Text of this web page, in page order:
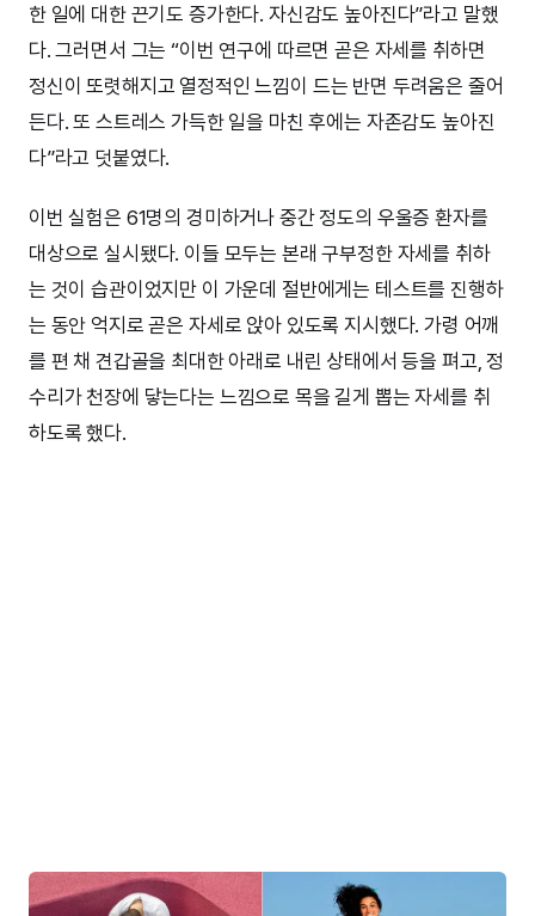
한 일에 대한 끈기도 증가한다. 자신감도 높아진다”라고 말했
다. 그러면서 그는 “이번 연구에 따르면 곧은 자세를 취하면
정신이 또렷해지고 열정적인 느낌이 드는 반면 두려움은 줄어
든다. 또 스트레스 가득한 일을 마친 후에는 자존감도 높아진
다”라고 덧붙였다.
이번 실험은 61명의 경미하거나 중간 정도의 우울증 환자를
대상으로 실시됐다. 이들 모두는 본래 구부정한 자세를 취하
는 것이 습관이었지만 이 가운데 절반에게는 테스트를 진행하
는 동안 억지로 곧은 자세로 앉아 있도록 지시했다. 가령 어깨
를 편 채 견갑골을 최대한 아래로 내린 상태에서 등을 펴고, 정
수리가 천장에 닿는다는 느낌으로 목을 길게 뽑는 자세를 취
하도록 했다.